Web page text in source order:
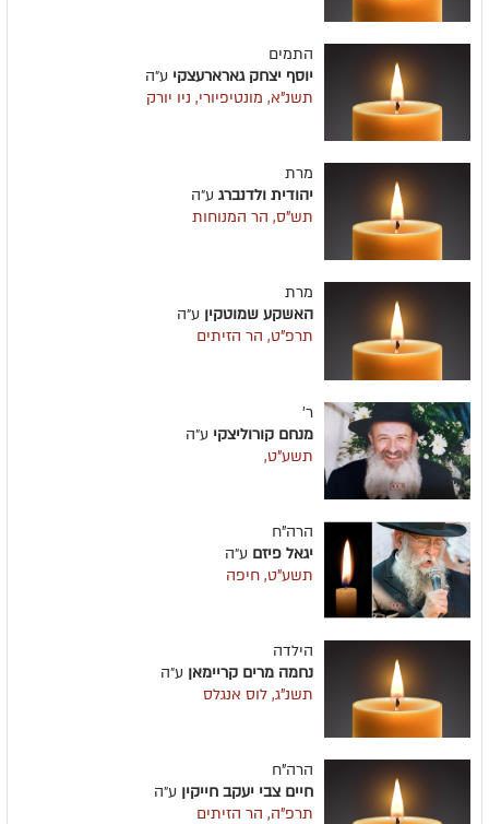
התמים
יוסף יצחק גארארעצקי ע״ה
תשנ"א, מונטיפיורי, ניו יורק
מרת
יהודית ולדנברג ע״ה
תש"ס, הר המנוחות
מרת
האשקע שמוטקין ע״ה
תרפ"ט, הר הזיתים
ר'
מנחם קורוליצקי ע״ה
תשע"ט,
הרה"ח
יגאל פיזם ע״ה
תשע"ט, חיפה
הילדה
נחמה מרים קריימאן ע״ה
תשנ"ג, לוס אנגלס
הרה"ח
חיים צבי יעקב חייקין ע״ה
תרפ"ה, הר הזיתים